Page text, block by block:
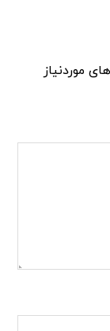
موردنیاز